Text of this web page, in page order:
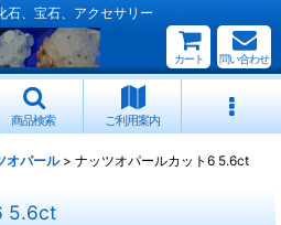
石、宝石、アクセサリー
カート 問い合わせ
商品検索 ご利用案内
オパール > ナッツオパールカット6 5.6ct
5.6ct